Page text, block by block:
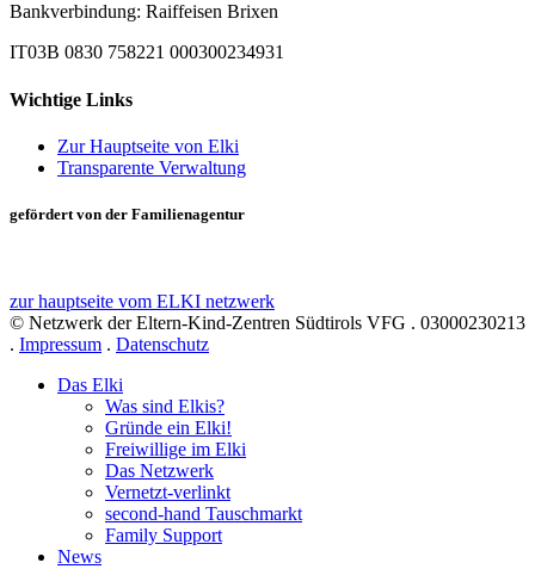
Bankverbindung: Raiffeisen Brixen
IT03B 0830 758221 000300234931
Wichtige Links
Zur Hauptseite von Elki
Transparente Verwaltung
gefördert von der Familienagentur
zur hauptseite vom ELKI netzwerk
© Netzwerk der Eltern-Kind-Zentren Südtirols VFG . 03000230213
. Impressum . Datenschutz
Das Elki
Was sind Elkis?
Gründe ein Elki!
Freiwillige im Elki
Das Netzwerk
Vernetzt-verlinkt
second-hand Tauschmarkt
Family Support
News